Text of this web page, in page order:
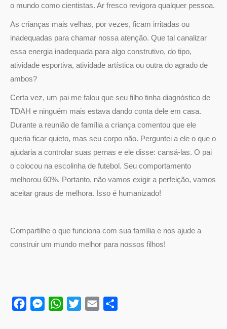
o mundo como cientistas. Ar fresco revigora qualquer pessoa.
As crianças mais velhas, por vezes, ficam irritadas ou
inadequadas para chamar nossa atenção. Que tal canalizar
essa energia inadequada para algo construtivo, do tipo,
atividade esportiva, atividade artística ou outra do agrado de
ambos?
Certa vez, um pai me falou que seu filho tinha diagnóstico de
TDAH e ninguém mais estava dando conta dele em casa.
Durante a reunião de família a criança comentou que ele
queria ficar quieto, mas seu corpo não. Perguntei a ele o que o
ajudaria a controlar suas pernas e ele disse: cansá-las. O pai
o colocou na escolinha de futebol. Seu comportamento
melhorou 60%. Portanto, não vamos exigir a perfeição, vamos
aceitar graus de melhora. Isso é humanizado!
Compartilhe o que funciona com sua família e nos ajude a
construir um mundo melhor para nossos filhos!
FacebookMessengerWhatsApp
Twitter Email